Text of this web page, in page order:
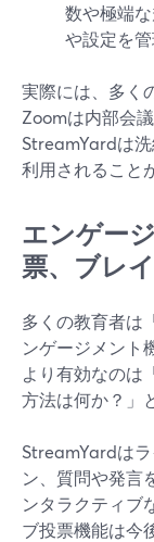
数や極端
や設定を管
実際には、多く
Zoomは内部会
StreamYardは
利用されること
エンゲー
票、ブレ
多くの教育者は
ンゲージメント
より有効なのは
方法は何か？」
StreamYardは
ン、質問や発言
ンタラクティブ
ブ投票機能は今